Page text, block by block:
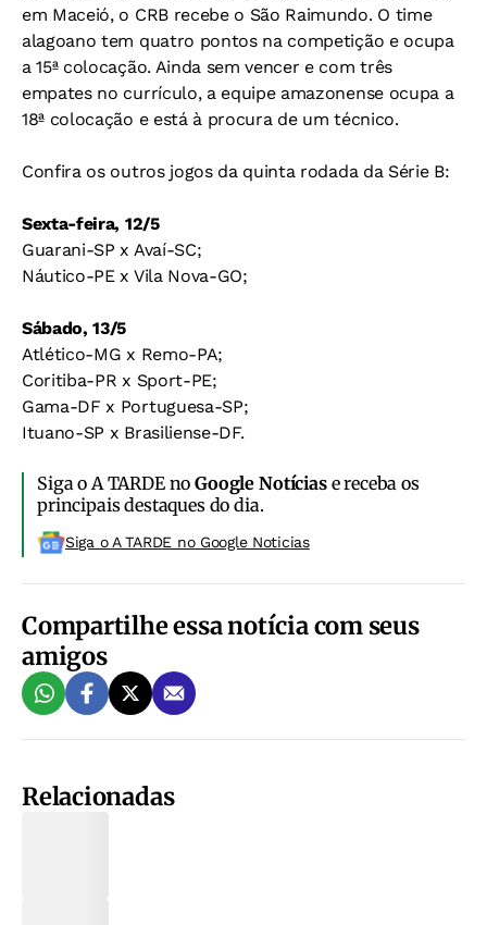
em Maceió, o CRB recebe o São Raimundo. O time
alagoano tem quatro pontos na competição e ocupa
a 15ª colocação. Ainda sem vencer e com três
empates no currículo, a equipe amazonense ocupa a
18ª colocação e está à procura de um técnico.
Confira os outros jogos da quinta rodada da Série B:
Sexta-feira, 12/5
Guarani-SP x Avaí-SC;
Náutico-PE x Vila Nova-GO;
Sábado, 13/5
Atlético-MG x Remo-PA;
Coritiba-PR x Sport-PE;
Gama-DF x Portuguesa-SP;
Ituano-SP x Brasiliense-DF.
Siga o A TARDE noGoogle Notíciase receba os
principais destaques do dia.
Siga o A TARDE no Google Noticias
Compartilhe essa notícia com seus
amigos
Relacionadas